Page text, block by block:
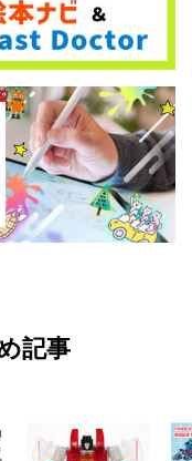
記事